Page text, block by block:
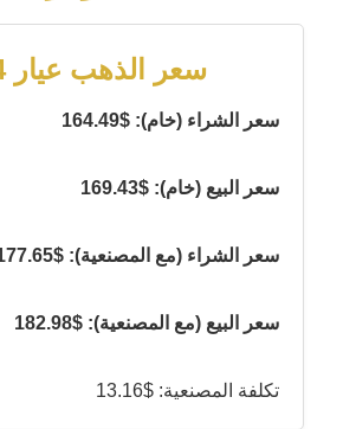
سعر الذهب عيار 24
سعر الشراء (خام): $164.49
سعر البيع (خام): $169.43
سعر الشراء (مع المصنعية): $177.65
سعر البيع (مع المصنعية): $182.98
تكلفة المصنعية: $13.16